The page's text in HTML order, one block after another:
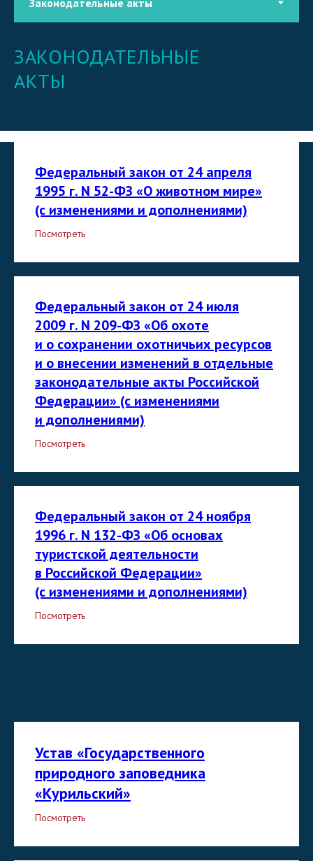
ЗАКОНОДАТЕЛЬНЫЕ
АКТЫ
Федеральный закон от 24 апреля
1995 г. N 52-ФЗ «О животном мире»
(с изменениями и дополнениями)
Посмотреть
Федеральный закон от 24 июля
2009 г. N 209-ФЗ «Об охоте
и о сохранении охотничьих ресурсов
и о внесении изменений в отдельные
законодательные акты Российской
Федерации» (с изменениями
и дополнениями)
Посмотреть
Федеральный закон от 24 ноября
1996 г. N 132-ФЗ «Об основах
туристской деятельности
в Российской Федерации»
(с изменениями и дополнениями)
Посмотреть
УСТАВНЫЕ и
Устав «Государственного
природного заповедника
«Курильский»
Посмотреть